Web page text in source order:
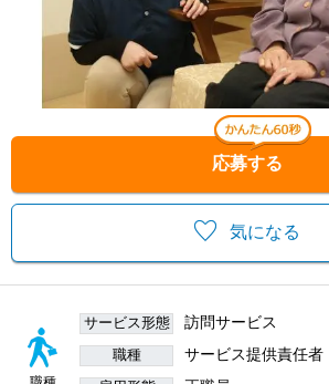
気になる
応募する
サービス形態 訪問サービス
職種 サービス提供責任者